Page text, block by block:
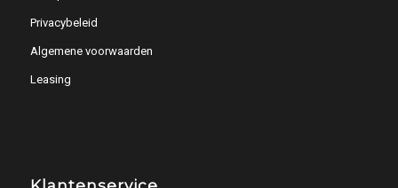
Privacybeleid
Algemene voorwaarden
Leasing